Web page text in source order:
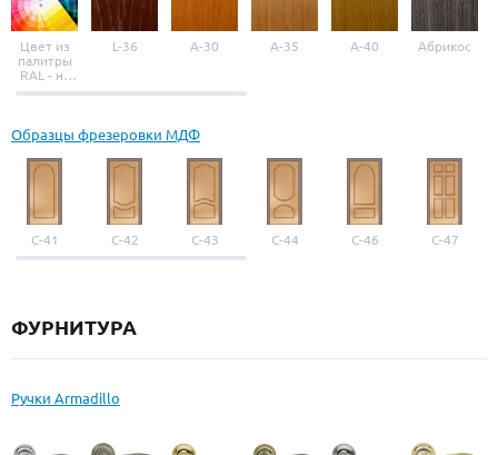
Цвет из
палитры
RAL - на
выбор
L-36 A-30 A-35 A-40 Абрикос
Образцы фрезеровки МДФ
С-41 С-42 С-43 С-44 С-46 С-47
ФУРНИТУРА
Ручки Armadillo